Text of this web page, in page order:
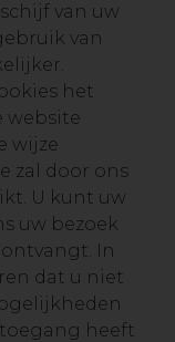
van uw
van
het
website
wijze
zal door ons
U kunt uw
uw bezoek
In
dat u niet
heeft